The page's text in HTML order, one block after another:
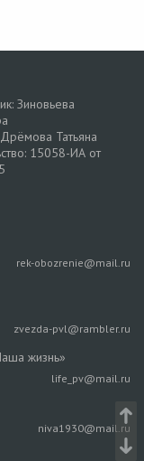
Зиновьева
Татьяна
15058-ИА от
rek-obozrenie@mail.ru
zvezda-pvl@rambler.ru
жизнь»
life_pv@mail.ru
niva1930@mail.ru